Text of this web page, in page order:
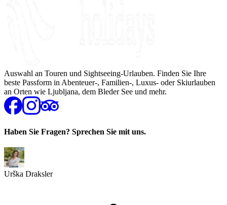
Auswahl an Touren und Sightseeing-Urlauben. Finden Sie Ihre
beste Passform in Abenteuer-, Familien-, Luxus- oder Skiurlauben
an Orten wie Ljubljana, dem Bleder See und mehr.
Haben Sie Fragen? Sprechen Sie mit uns.
Urška Draksler